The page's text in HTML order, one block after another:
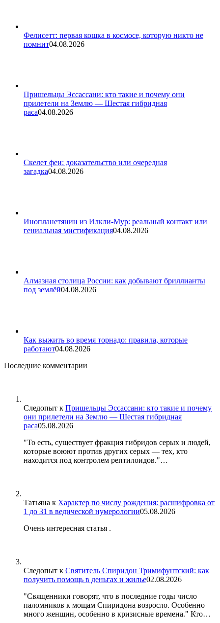
Фелисетт: первая кошка в космосе, которую никто не
помнит04.08.2026
Пришельцы Эссассани: кто такие и почему они
прилетели на Землю — Шестая гибридная
раса04.08.2026
Скелет феи: доказательство или очередная
загадка04.08.2026
Инопланетянин из Илкли-Мур: реальный контакт или
гениальная мистификация04.08.2026
Алмазная столица России: как добывают бриллианты
под землёй04.08.2026
Как выжить во время торнадо: правила, которые
работают04.08.2026
Последние комментарии
Следопыт к Пришельцы Эссассани: кто такие и почему
они прилетели на Землю — Шестая гибридная
раса05.08.2026
"То есть, существует фракция гибридов серых и людей,
которые воюют против других серых — тех, кто
находится под контролем рептилоидов."…
Татьяна к Характер по числу рождения: расшифровка от
1 до 31 в ведической нумерологии05.08.2026
Очень интересная статья .
Следопыт к Святитель Спиридон Тримифунтский: как
получить помощь в деньгах и жилье02.08.2026
"Священники говорят, что в последние годы число
паломников к мощам Спиридона возросло. Особенно
много женщин, особенно в кризисные времена." Кто…